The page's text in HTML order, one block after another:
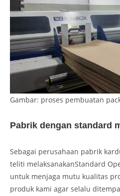
Gambar: proses pembuatan
Pabrik dengan standard
Sebagai perusahaan pabrik
teliti melaksanakanStandard
untuk menjaga mutu kualitas
produk kami agar selalu